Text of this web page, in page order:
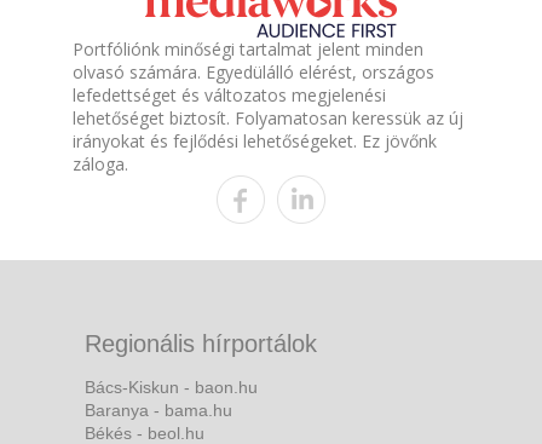
Portfóliónk minőségi tartalmat jelent minden
olvasó számára. Egyedülálló elérést, országos
lefedettséget és változatos megjelenési
lehetőséget biztosít. Folyamatosan keressük az új
irányokat és fejlődési lehetőségeket. Ez jövőnk
záloga.
Regionális hírportálok
Bács-Kiskun - baon.hu
Baranya - bama.hu
Békés - beol.hu